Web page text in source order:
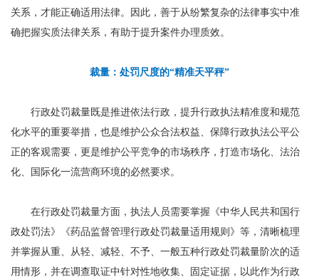
关系，才能正确适用法律。因此，善于从纷繁复杂的法律事实中准
确把握实质法律关系，有助于提升案件办理质效。
裁量：处罚尺度的“精准天平秤”
行政处罚裁量既是推进依法行政，提升行政执法精准度和规范
化水平的重要举措，也是维护公众合法权益、保障行政执法公平公
正的客观需要，更是维护公平竞争的市场秩序，打造市场化、法治
化、国际化一流营商环境的必然要求。
在行政处罚裁量方面，执法人员需要掌握《中华人民共和国行
政处罚法》《药品监督管理行政处罚裁量适用规则》等，清晰梳理
并掌握从重、从轻、减轻、不予、一般五种行政处罚裁量阶次的适
用情形，并在调查取证中针对性地收集、固定证据，以此作为行政